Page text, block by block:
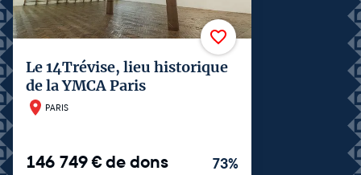
Le 14Trévise, lieu historique
de la YMCA Paris
PARIS
146 749€de dons 73%